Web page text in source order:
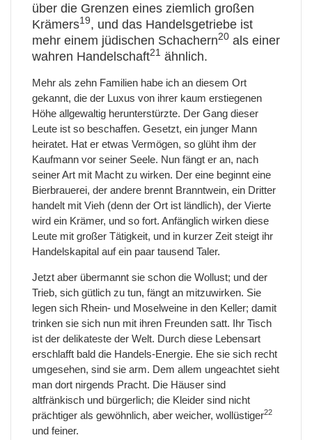
über die Grenzen eines ziemlich großen
Krämers19, und das Handelsgetriebe ist
mehr einem jüdischen Schachern20 als einer
wahren Handelschaft21 ähnlich.
Mehr als zehn Familien habe ich an diesem Ort
gekannt, die der Luxus von ihrer kaum erstiegenen
Höhe allgewaltig herunterstürzte. Der Gang dieser
Leute ist so beschaffen. Gesetzt, ein junger Mann
heiratet. Hat er etwas Vermögen, so glüht ihm der
Kaufmann vor seiner Seele. Nun fängt er an, nach
seiner Art mit Macht zu wirken. Der eine beginnt eine
Bierbrauerei, der andere brennt Branntwein, ein Dritter
handelt mit Vieh (denn der Ort ist ländlich), der Vierte
wird ein Krämer, und so fort. Anfänglich wirken diese
Leute mit großer Tätigkeit, und in kurzer Zeit steigt ihr
Handelskapital auf ein paar tausend Taler.
Jetzt aber übermannt sie schon die Wollust; und der
Trieb, sich gütlich zu tun, fängt an mitzuwirken. Sie
legen sich Rhein- und Moselweine in den Keller; damit
trinken sie sich nun mit ihren Freunden satt. Ihr Tisch
ist der delikateste der Welt. Durch diese Lebensart
erschlafft bald die Handels-Energie. Ehe sie sich recht
umgesehen, sind sie arm. Dem allem ungeachtet sieht
man dort nirgends Pracht. Die Häuser sind
altfränkisch und bürgerlich; die Kleider sind nicht
prächtiger als gewöhnlich, aber weicher, wollüstiger22
und feiner.